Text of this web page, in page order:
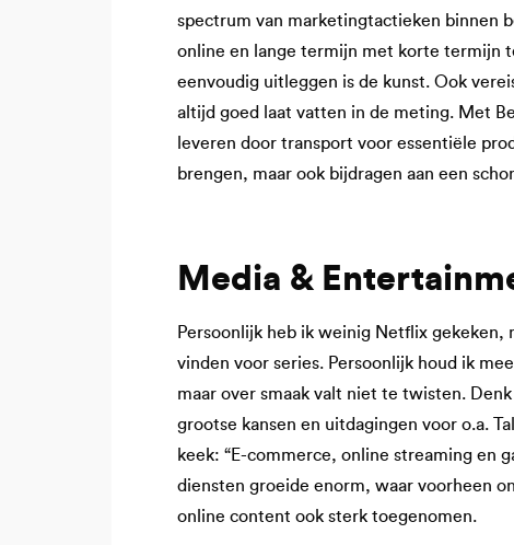
spectrum van marketingtactieken binnen
online en lange termijn met korte termijn
eenvoudig uitleggen is de kunst. Ook
altijd goed laat vatten in de meting. Met
leveren door transport voor essentiële
brengen, maar ook bijdragen aan een
Media &
Persoonlijk heb ik weinig Netflix
vinden voor series. Persoonlijk houd ik
maar over smaak valt niet te twisten.
grootse kansen en uitdagingen voor o.a.
keek: “E-commerce, online streaming en
diensten groeide enorm, waar voorheen
online content ook sterk toegenomen.